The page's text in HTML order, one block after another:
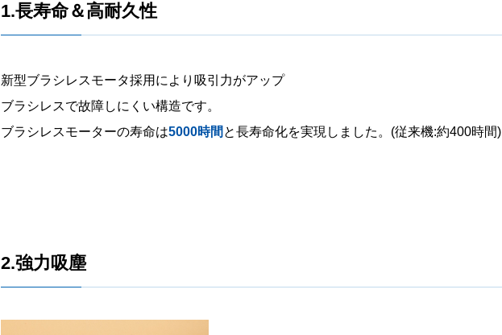
1.長寿命＆高耐久性
新型ブラシレスモータ採用により吸引力がアップ
ブラシレスで故障しにくい構造です。
ブラシレスモーターの寿命は5000時間 と長寿命化を実現しました。(従来機:約400時間)
2.強力吸塵